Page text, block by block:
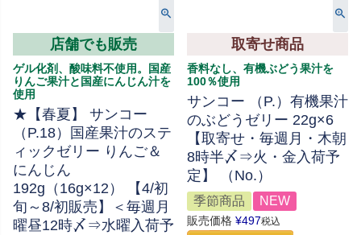
店舗でも販売
ゲル化剤、酸味料不使用。国産
りんご果汁と国産にんじん汁を
使用
★【春夏】 サンコー
（P.18）国産果汁のステ
ィックゼリー りんご＆
にんじん
192g（16g×12） 【4/初
旬～8/初販売】＜毎週月
曜昼12時〆⇒水曜入荷予
取寄せ商品
香料なし、有機ぶどう果汁を
100％使用
サンコー （P.）有機果汁
のぶどうゼリー 22g×6
【取寄せ・毎週月・木朝
8時半〆⇒火・金入荷予
定】 （No.）
季節商品 NEW
販売価格 ¥497税込